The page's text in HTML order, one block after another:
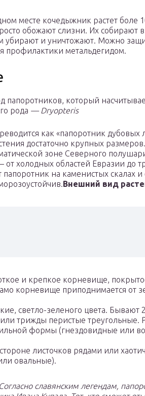
месте кочедыжник растет боле
обожают слизни. Их собирают
убирают и уничтожают. Можно
профилактики метальдегидом.
который
рода — Dryopteris
как «папоротник дубовых
достаточно крупных
зоне Северного
холодных областей Евразии
на каменистых скалах и
Внешний вид
и крепкое корневище,
корневище приподнимается от
светло-зеленого цвета.
трижды перистые треугольные.
формы (гнездовидные или
листочков рядами или
овальные).
Согласно славянским легендам,